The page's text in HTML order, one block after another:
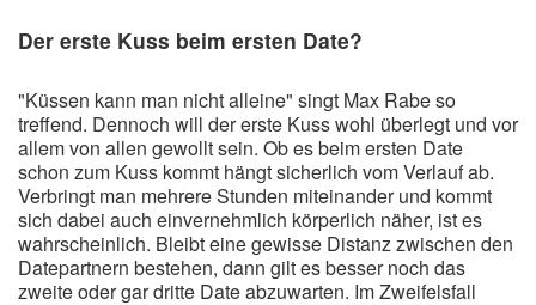
Der erste Kuss beim ersten Date?
"Küssen kann man nicht alleine" singt Max Rabe so
treffend. Dennoch will der erste Kuss wohl überlegt und vor
allem von allen gewollt sein. Ob es beim ersten Date
schon zum Kuss kommt hängt sicherlich vom Verlauf ab.
Verbringt man mehrere Stunden miteinander und kommt
sich dabei auch einvernehmlich körperlich näher, ist es
wahrscheinlich. Bleibt eine gewisse Distanz zwischen den
Datepartnern bestehen, dann gilt es besser noch das
zweite oder gar dritte Date abzuwarten. Im Zweifelsfall